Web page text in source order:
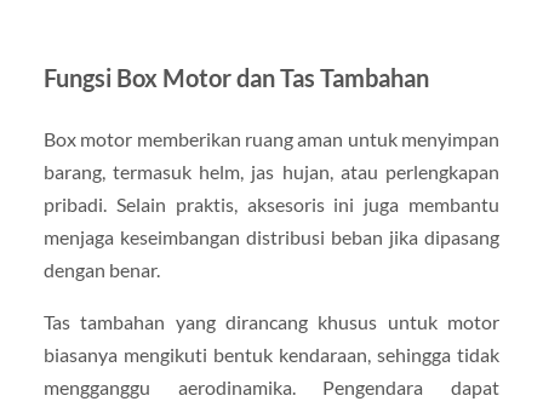
Fungsi Box Motor dan Tas Tambahan
Box motor memberikan ruang aman untuk menyimpan
barang, termasuk helm, jas hujan, atau perlengkapan
pribadi. Selain praktis, aksesoris ini juga membantu
menjaga keseimbangan distribusi beban jika dipasang
dengan benar.
Tas tambahan yang dirancang khusus untuk motor
biasanya mengikuti bentuk kendaraan, sehingga tidak
mengganggu aerodinamika. Pengendara dapat